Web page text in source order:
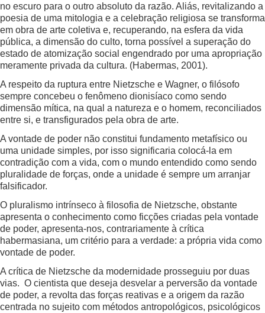
no escuro para o outro absoluto da razão. Aliás, revitalizando a
poesia de uma mitologia e a celebração religiosa se transforma
em obra de arte coletiva e, recuperando, na esfera da vida
pública, a dimensão do culto, torna possível a superação do
estado de atomização social engendrado por uma apropriação
meramente privada da cultura. (Habermas, 2001).
A respeito da ruptura entre Nietzsche e Wagner, o filósofo
sempre concebeu o fenômeno dionisíaco como sendo
dimensão mítica, na qual a natureza e o homem, reconciliados
entre si, e transfigurados pela obra de arte.
A vontade de poder não constitui fundamento metafísico ou
uma unidade simples, por isso significaria colocá-la em
contradição com a vida, com o mundo entendido como sendo
pluralidade de forças, onde a unidade é sempre um arranjar
falsificador.
O pluralismo intrínseco à filosofia de Nietzsche, obstante
apresenta o conhecimento como ficções criadas pela vontade
de poder, apresenta-nos, contrariamente à crítica
habermasiana, um critério para a verdade: a própria vida como
vontade de poder.
A crítica de Nietzsche da modernidade prosseguiu por duas
vias. O cientista que deseja desvelar a perversão da vontade
de poder, a revolta das forças reativas e a origem da razão
centrada no sujeito com métodos antropológicos, psicológicos